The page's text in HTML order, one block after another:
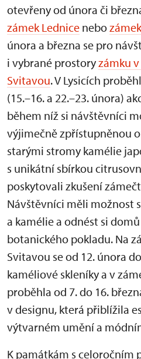
otevřeny od února či
zámek Lednice nebo
února a března se pro
i vybrané prostoryzámku
Svitavou. V Lysicích
(15.–16. a 22.–23. února)
během níž si návštěvníci
výjimečně zpřístupněnou
starými stromy kamélie
s unikátní sbírkou
poskytovali zkušení
Návštěvníci měli možnost
a kamélie a odnést si
botanického pokladu. Na
Svitavou se od 12. února
kaméliové skleníky a v
proběhla od 7. do 16.
v designu, která přiblížila
výtvarném umění a
K památkám s celoročním